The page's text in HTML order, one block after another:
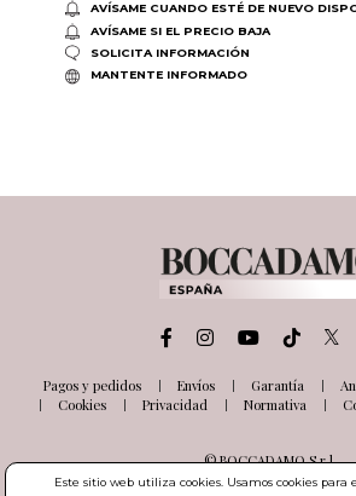
AVÍSAME CUANDO ESTÉ DE NUEVO
AVÍSAME SI EL PRECIO BAJA
SOLICITA INFORMACIÓN
MANTENTE INFORMADO
Pagos y pedidos Envíos Garantía
Cookies
Privacidad Normativa
© BOCCADAMO S.r.l.
Via delle Industrie, 26
Este sitio web utiliza cookies. Usamos cookies para